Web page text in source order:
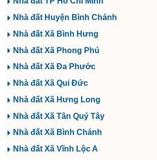
Nhà đất Huyện Bình Chánh
Nhà đất Xã Bình Hưng
Nhà đất Xã Phong Phú
Nhà đất Xã Đa Phước
Nhà đất Xã Qui Đức
Nhà đất Xã Hưng Long
Nhà đất Xã Tân Quý Tây
Nhà đất Xã Bình Chánh
Nhà đất Xã Vĩnh Lộc A